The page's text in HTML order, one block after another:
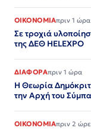
ΟΙΚΟΝΟΜΙΑπριν 1 ώρα
Σε τροχιά
της ΔΕΘ HELEXPO
ΔΙΑΦΟΡΑπριν 1 ώρα
Η Θεωρία
την Αρχή του
ΟΙΚΟΝΟΜΙΑπριν 2